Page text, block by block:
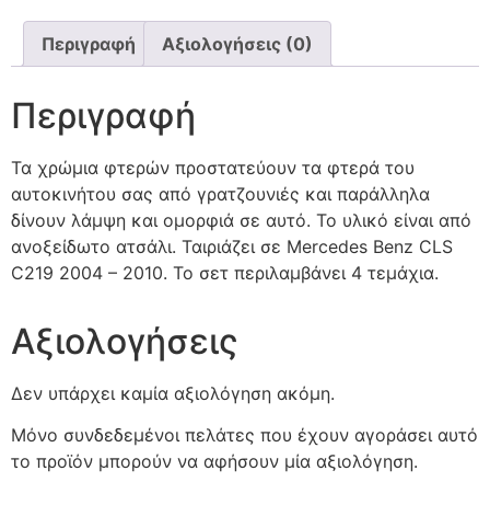
Περιγραφή Αξιολογήσεις (0)
Περιγραφή
Τα χρώμια φτερών προστατεύουν τα φτερά του
αυτοκινήτου σας από γρατζουνιές και παράλληλα
δίνουν λάμψη και ομορφιά σε αυτό. Το υλικό είναι από
ανοξείδωτο ατσάλι. Ταιριάζει σε Mercedes Benz CLS
C219 2004 – 2010. Το σετ περιλαμβάνει 4 τεμάχια.
Αξιολογήσεις
Δεν υπάρχει καμία αξιολόγηση ακόμη.
Μόνο συνδεδεμένοι πελάτες που έχουν αγοράσει αυτό
το προϊόν μπορούν να αφήσουν μία αξιολόγηση.